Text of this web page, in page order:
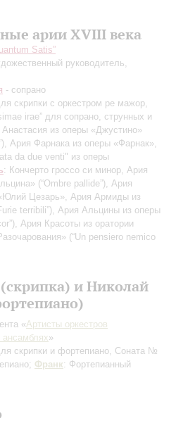
арии XVIII века
Satis”
руководитель,
- сопрано
скрипки с оркестром ре мажор,
irae” для сопрано, струнных и
из оперы «Джустино»
Ария Фарнака из оперы «Фарнак»,
da due venti" из оперы
: Кончерто гроссо си минор, Ария
(“Ombre pallide”), Ария
Цезарь», Ария Армиды из
terribili”), Ария Альцины из оперы
Ария Красоты из оратории
(“Un pensiero nemico
и Николай
«Артисты оркестров
»
скрипки и фортепиано, Соната №
Франк: Фортепианный